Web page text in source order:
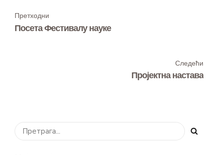
Претходни
Посета Фестивалу науке
Следећи
Пројектна настава